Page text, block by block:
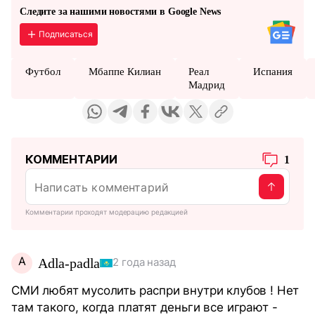
Следите за нашими новостями в Google News
Подписаться
Футбол Мбаппе Килиан
Реал
Мадрид
Испания
КОММЕНТАРИИ 1
Комментарии проходят модерацию редакцией
A Adla-padla 2 года назад
СМИ любят мусолить распри внутри клубов ! Нет
там такого, когда платят деньги все играют -